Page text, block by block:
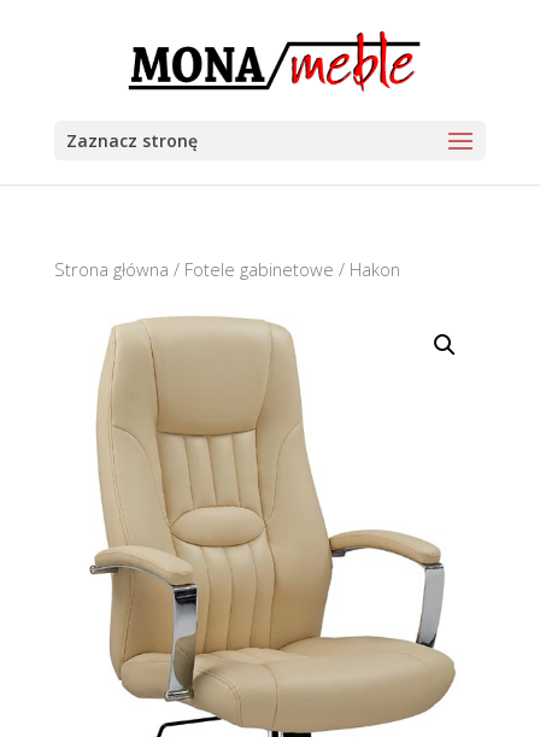
Zaznacz stronę
Strona główna / Fotele gabinetowe / Hakon